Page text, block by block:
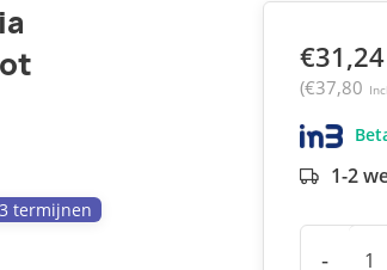
termijnen
€31,24
(€37,80
1-2
-